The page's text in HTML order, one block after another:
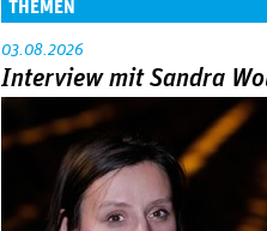
THEMEN
03.08.2026
Interview mit Sandra